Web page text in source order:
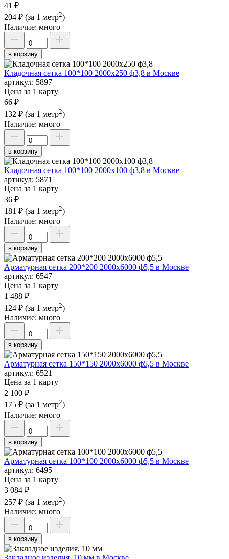
41 ₽
204 ₽ (за 1 метр2)
Наличие: много
в корзину
Кладочная сетка 100*100 2000х250 ф3,8 в Москве
артикул: 5897
Цена за 1 карту
66 ₽
132 ₽ (за 1 метр2)
Наличие: много
в корзину
Кладочная сетка 100*100 2000х100 ф3,8 в Москве
артикул: 5871
Цена за 1 карту
36 ₽
181 ₽ (за 1 метр2)
Наличие: много
в корзину
Арматурная сетка 200*200 2000х6000 ф5,5 в Москве
артикул: 6547
Цена за 1 карту
1 488 ₽
124 ₽ (за 1 метр2)
Наличие: много
в корзину
Арматурная сетка 150*150 2000х6000 ф5,5 в Москве
артикул: 6521
Цена за 1 карту
2 100 ₽
175 ₽ (за 1 метр2)
Наличие: много
в корзину
Арматурная сетка 100*100 2000х6000 ф5,5 в Москве
артикул: 6495
Цена за 1 карту
3 084 ₽
257 ₽ (за 1 метр2)
Наличие: много
в корзину